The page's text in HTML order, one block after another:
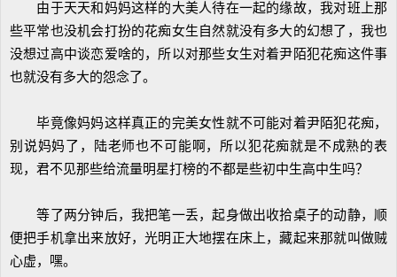
由于天天和妈妈这样的大美人待在一起的缘故，我对班上那
些平常也没机会打扮的花痴女生自然就没有多大的幻想了，我也
没想过高中谈恋爱啥的，所以对那些女生对着尹陌犯花痴这件事
也就没有多大的怨念了。
毕竟像妈妈这样真正的完美女性就不可能对着尹陌犯花痴，
别说妈妈了，陆老师也不可能啊，所以犯花痴就是不成熟的表
现，君不见那些给流量明星打榜的不都是些初中生高中生吗？
等了两分钟后，我把笔一丢，起身做出收拾桌子的动静，顺
便把手机拿出来放好，光明正大地摆在床上，藏起来那就叫做贼
心虚，嘿。